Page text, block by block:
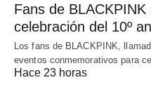
Fans de
celebración del 10º
Los fans de BLACKPINK,
eventos conmemorativos para
Hace 23 horas